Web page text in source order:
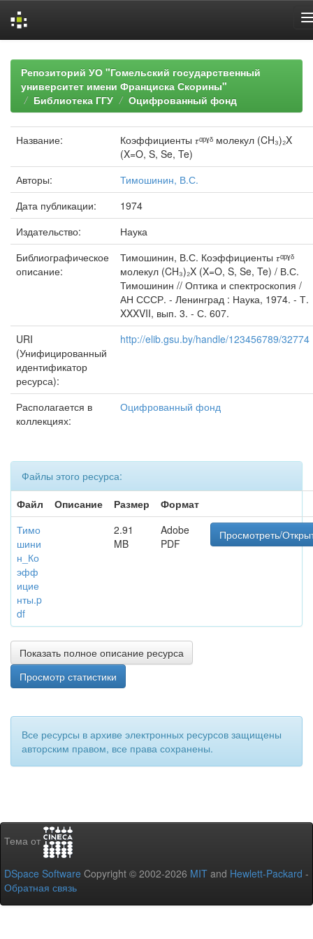
navigationРепозиторий УО "Гомельский государственный
университет имени Франциска Скорины"
Библиотека ГГУ
Оцифрованный фонд
Название:
Коэффициенты 𝜏ᵅᵖˠᵟ молекул (CH₃)₂X
(X=O, S, Se, Te)
Авторы:
Тимошинин, В.С.
Дата публикации:
1974
Издательство:
Наука
Библиографическое
описание:
Тимошинин, В.С. Коэффициенты 𝜏ᵅᵖˠᵟ
молекул (CH₃)₂X (X=O, S, Se, Te) / В.С.
Тимошинин // Оптика и спектроскопия /
АН СССР. - Ленинград : Наука, 1974. - Т.
XXXVII, вып. 3. - С. 607.
URI
(Унифицированный
идентификатор
ресурса):
http://elib.gsu.by/handle/123456789/32774
Располагается в
коллекциях:
Оцифрованный фонд
Файлы этого ресурса:
Файл
Описание Размер
Формат
Тимо
шини
н_Ко
эфф
ицие
нты.p
df
2.91
MB
Adobe
PDF
Просмотреть/
Показать полное описание ресурса
Просмотр статистики
Все ресурсы в архиве электронных ресурсов защищены
авторским правом, все права сохранены.
Тема от
DSpace Software Copyright © 2002-2026 MIT and Hewlett-Packard -
Обратная связь